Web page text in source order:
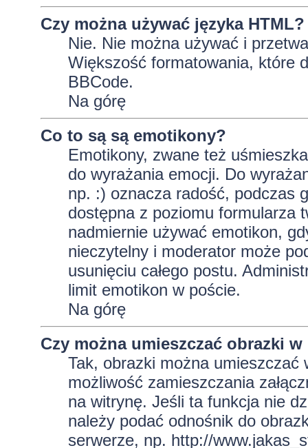
Czy można używać języka HTML?
Nie. Nie można używać i
Większość formatowania, które
BBCode.
Na górę
Co to są są emotikony?
Emotikony, zwane też
do wyrażania emocji. Do
np. :) oznacza radość, podczas
dostępna z poziomu formularza
nadmiernie używać emotikon,
nieczytelny i moderator może
usunięciu całego postu.
limit emotikon w poście.
Na górę
Czy można umieszczać obrazki
Tak, obrazki można umieszczać
możliwość zamieszczania
na witrynę. Jeśli ta funkcja nie
należy podać odnośnik do
serwerze, np. http://